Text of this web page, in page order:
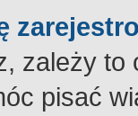
zależy
pisać